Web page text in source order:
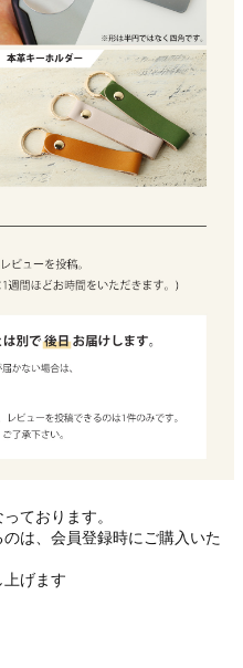
ております。
は、会員登録時にご購入いた
げます